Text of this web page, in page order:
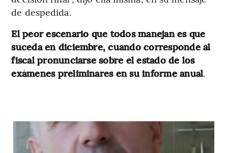
de despedida.
El peor escenario que todos manejan es que
suceda en diciembre, cuando corresponde al
fiscal pronunciarse sobre el estado de los
exámenes preliminares en su informe anual.